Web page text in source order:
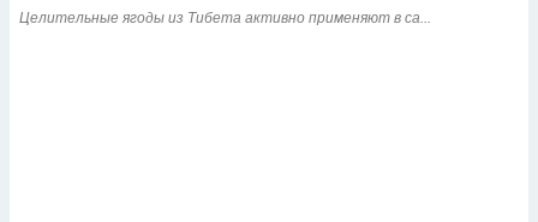
Целительные ягоды из Тибета активно применяют в са...